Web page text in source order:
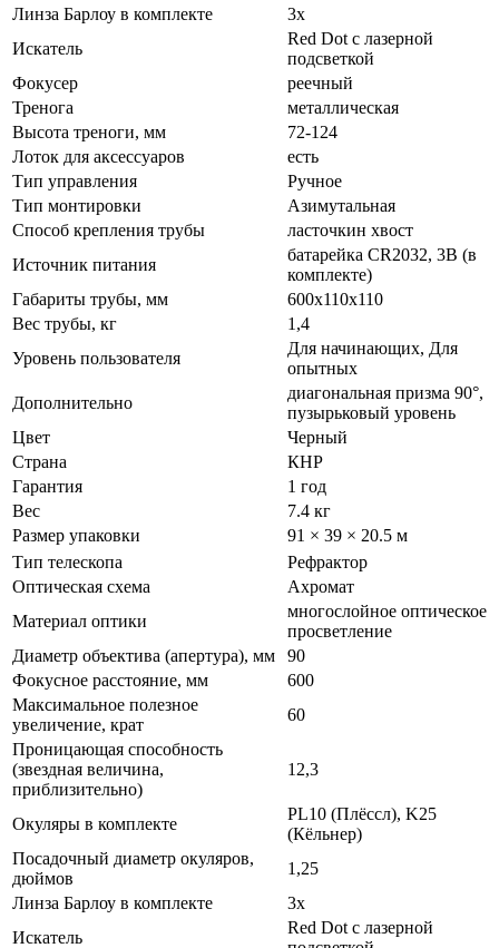
Линза Барлоу в комплекте
3х
Искатель
Red Dot с лазерной
подсветкой
Фокусер
реечный
Тренога
металлическая
Высота треноги, мм
72-124
Лоток для аксессуаров
есть
Тип управления
Ручное
Тип монтировки
Азимутальная
Способ крепления трубы
ласточкин хвост
Источник питания
батарейка CR2032, 3В (в
комплекте)
Габариты трубы, мм
600х110х110
Вес трубы, кг
1,4
Уровень пользователя
Для начинающих, Для
опытных
Дополнительно
диагональная призма 90°,
пузырьковый уровень
Цвет
Черный
Страна
КНР
Гарантия
1 год
Вес
7.4 кг
Размер упаковки
91 × 39 × 20.5 м
Тип телескопа
Рефрактор
Оптическая схема
Ахромат
Материал оптики
многослойное оптическое
просветление
Диаметр объектива (апертура), мм
90
Фокусное расстояние, мм
600
Максимальное полезное
увеличение, крат
60
Проницающая способность
(звездная величина,
приблизительно)
12,3
Окуляры в комплекте
PL10 (Плёссл), K25
(Кёльнер)
Посадочный диаметр окуляров,
дюймов
1,25
Линза Барлоу в комплекте
3х
Искатель
Red Dot с лазерной